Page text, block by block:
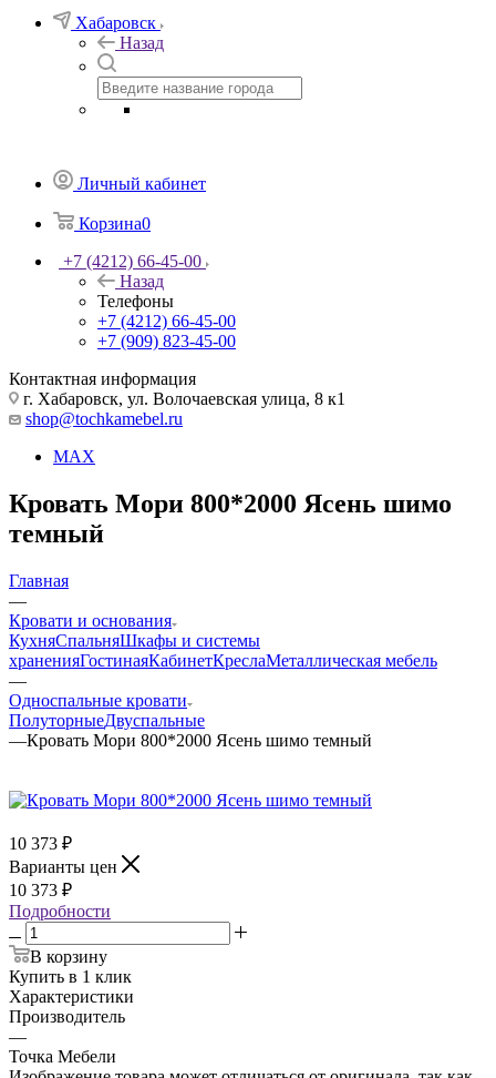
Хабаровск
Назад
Личный кабинет
Корзина0
+7 (4212) 66-45-00
Назад
Телефоны
+7 (4212) 66-45-00
+7 (909) 823-45-00
Контактная информация
г. Хабаровск, ул. Волочаевская улица, 8 к1
shop@tochkamebel.ru
MAX
Кровать Мори 800*2000 Ясень шимо
темный
Главная
—
Кровати и основания
КухняСпальняШкафы и системы
храненияГостинаяКабинетКреслаМеталлическая мебель
—
Односпальные кровати
ПолуторныеДвуспальные
—Кровать Мори 800*2000 Ясень шимо темный
10 373 ₽
Варианты цен
10 373 ₽
Подробности
В корзину
Купить в 1 клик
Характеристики
Производитель
—
Точка Мебели